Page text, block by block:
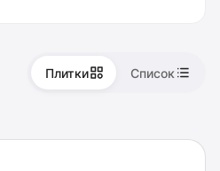
Плитки Список